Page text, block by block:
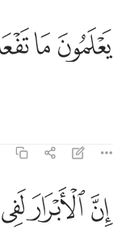
يعلمون ما تفعلون ١٢
يَعْلَمُونَ مَا تَفْعَلُونَ ١٢
ﱶﱷ
ان الابرار لفي نعيم ١٣
إِنَّ ٱلْأَبْرَارَ لَفِى نَعِيمٍۢ
ﱺﱻﱼ